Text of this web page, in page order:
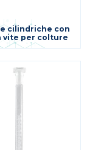
cilindriche con
vite per colture